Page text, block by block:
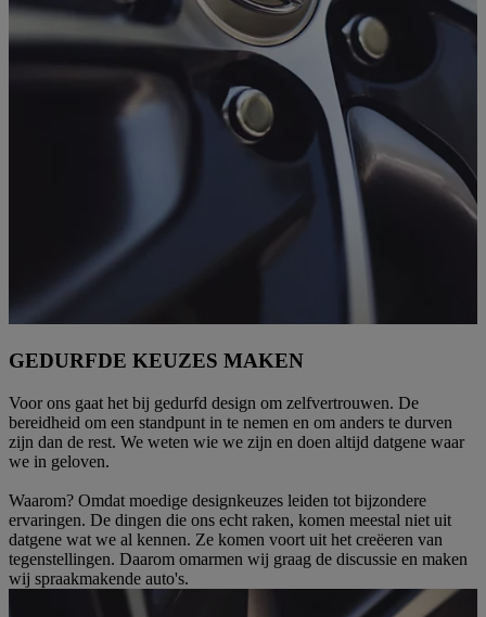
GEDURFDE KEUZES MAKEN
Voor ons gaat het bij gedurfd design om zelfvertrouwen. De
bereidheid om een standpunt in te nemen en om anders te durven
zijn dan de rest. We weten wie we zijn en doen altijd datgene waar
we in geloven.
Waarom? Omdat moedige designkeuzes leiden tot bijzondere
ervaringen. De dingen die ons echt raken, komen meestal niet uit
datgene wat we al kennen. Ze komen voort uit het creëeren van
tegenstellingen. Daarom omarmen wij graag de discussie en maken
wij spraakmakende auto's.